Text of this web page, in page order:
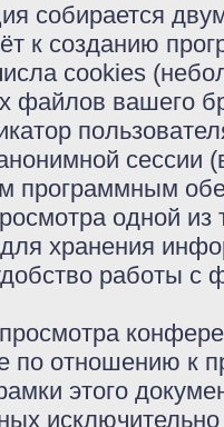
собирается
к созданию
cookies
файлов вашего
сессии
программным
одной
для хранения
работы с
по отношению к
этого